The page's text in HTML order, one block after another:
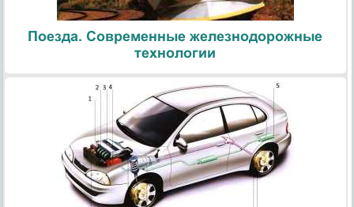
Поезда. Современные железнодорожные
технологии